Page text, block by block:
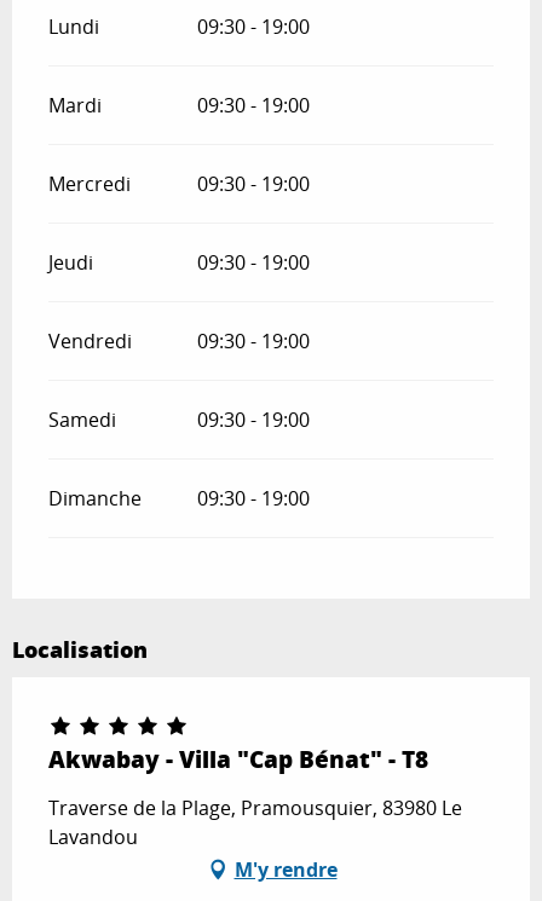
Lundi 09:30 - 19:00
Mardi 09:30 - 19:00
Mercredi 09:30 - 19:00
Jeudi 09:30 - 19:00
Vendredi 09:30 - 19:00
Samedi 09:30 - 19:00
Dimanche 09:30 - 19:00
Localisation
Akwabay - Villa "Cap Bénat" - T8
Traverse de la Plage, Pramousquier, 83980 Le
Lavandou
M'y rendre